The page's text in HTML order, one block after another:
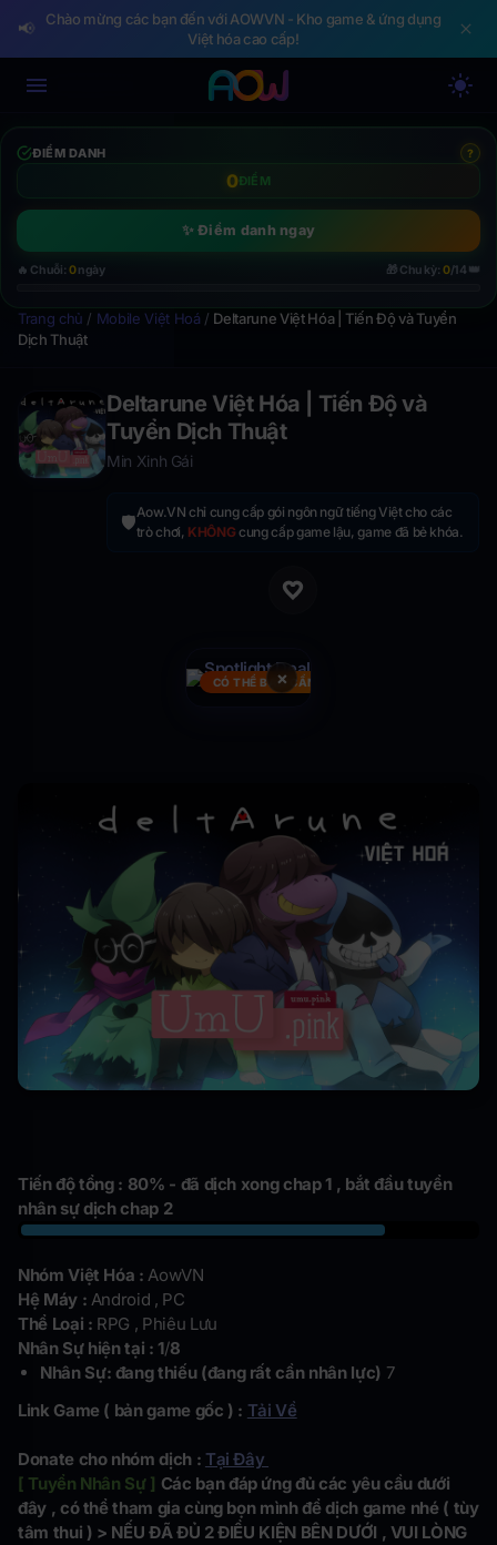
📢
Chào mừng các bạn đến với AOWVN - Kho game & ứng dụng
Việt hóa cao cấp!
ĐIỂM DANH ?
0ĐIỂM
✨ Điểm danh ngay
🔥 Chuỗi: 0ngày 🎁 Chu kỳ:0/14 👑
Trang chủ / Mobile Việt Hoá / Deltarune Việt Hóa | Tiến Độ và Tuyển
Dịch Thuật
Deltarune Việt Hóa | Tiến Độ và
Tuyển Dịch Thuật
Min Xinh Gái
🛡️Aow.VN chỉ cung cấp gói ngôn ngữ tiếng Việt cho các
trò chơi, KHÔNGcung cấp game lậu, game đã bẻ khóa.
×
CÓ THỂ BẠN CẦN
Tiến độ tổng : 80% - đã dịch xong chap 1 , bắt đầu tuyển
nhân sự dịch chap 2
Nhóm Việt Hóa :AowVN
Hệ Máy : Android , PC
Thể Loại : RPG , Phiêu Lưu
Nhân Sự hiện tại : 1/8
Nhân Sự: đang thiếu (đang rất cần nhân lực) 7
Link Game ( bản game gốc ) : Tải Về
Donate cho nhóm dịch : Tại Đây
[ Tuyển Nhân Sự ] Các bạn đáp ứng đủ các yêu cầu dưới
đây , có thể tham gia cùng bọn mình để dịch game nhé ( tùy
tâm thui ) > NẾU ĐÃ ĐỦ 2 ĐIỀU KIỆN BÊN DƯỚI , VUI LÒNG